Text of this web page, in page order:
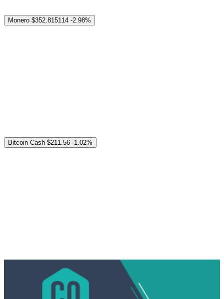
Monero $352.815114 -2.98%
Bitcoin Cash $211.56 -1.02%